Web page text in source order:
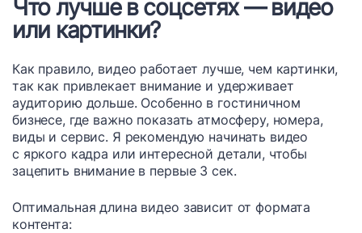
Что лучше в соцсетях — видео
или картинки?
Как правило, видео работает лучше, чем картинки,
так как привлекает внимание и удерживает
аудиторию дольше. Особенно в гостиничном
бизнесе, где важно показать атмосферу, номера,
виды и сервис. Я рекомендую начинать видео
с яркого кадра или интересной детали, чтобы
зацепить внимание в первые 3 сек.
Оптимальная длина видео зависит от формата
контента: